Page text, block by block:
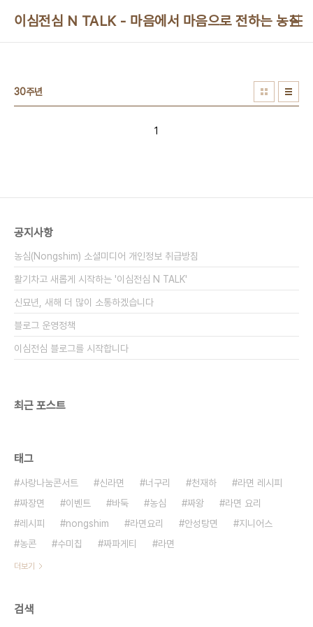
이심전심 N TALK - 마음에서 마음으로 전하는 농심
30주년
1
공지사항
농심(Nongshim) 소셜미디어 개인정보 취급방침
활기차고 새롭게 시작하는 '이심전심 N TALK'
신묘년, 새해 더 많이 소통하겠습니다
블로그 운영정책
이심전심 블로그를 시작합니다
최근 포스트
태그
사랑나눔콘서트 신라면 너구리 천재하
라면 레시피
짜장면
이벤트 바둑 농심 짜왕
라면 요리
레시피
nongshim 라면요리 안성탕면
지니어스
농콘
수미칩 짜파게티 라면
더보기
검색